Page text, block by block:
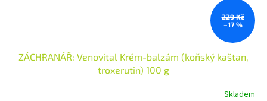
229 Kč
–17 %
ZÁCHRANÁŘ: Venovital Krém-balzám (koňský kaštan,
troxerutin) 100 g
Skladem